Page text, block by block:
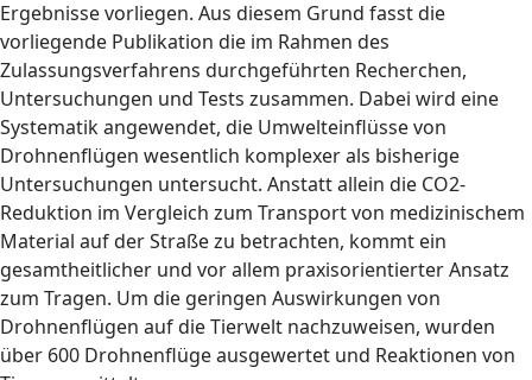
Ergebnisse vorliegen. Aus diesem Grund fasst die
vorliegende Publikation die im Rahmen des
Zulassungsverfahrens durchgeführten Recherchen,
Untersuchungen und Tests zusammen. Dabei wird eine
Systematik angewendet, die Umwelteinflüsse von
Drohnenflügen wesentlich komplexer als bisherige
Untersuchungen untersucht. Anstatt allein die CO2-
Reduktion im Vergleich zum Transport von medizinischem
Material auf der Straße zu betrachten, kommt ein
gesamtheitlicher und vor allem praxisorientierter Ansatz
zum Tragen. Um die geringen Auswirkungen von
Drohnenflügen auf die Tierwelt nachzuweisen, wurden
über 600 Drohnenflüge ausgewertet und Reaktionen von